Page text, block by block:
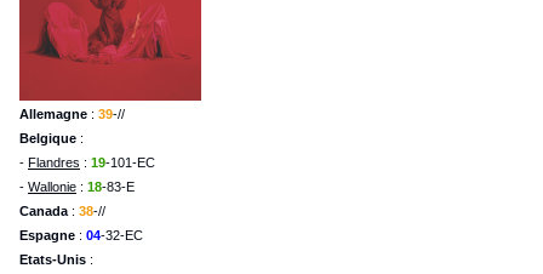
Allemagne : 39-//
Belgique :
- Flandres : 19-101-EC
- Wallonie : 18-83-E
Canada : 38-//
Espagne : 04-32-EC
Etats-Unis :